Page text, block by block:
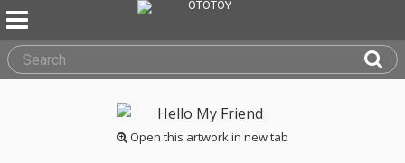
Open this artwork in new tab